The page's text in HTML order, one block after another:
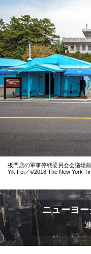
板門店の軍事停戦委員会会議場
Yik Fei／©2018 The New York
ニューヨ